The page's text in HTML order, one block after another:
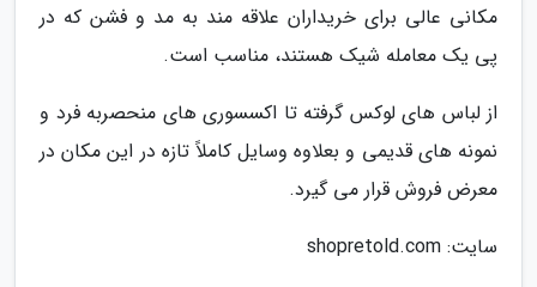
مکانی عالی برای خریداران علاقه مند به مد و فشن که در
پی یک معامله شیک هستند، مناسب است.
از لباس های لوکس گرفته تا اکسسوری های منحصربه فرد و
نمونه های قدیمی و بعلاوه وسایل کاملاً تازه در این مکان در
معرض فروش قرار می گیرد.
سایت: shopretold.com